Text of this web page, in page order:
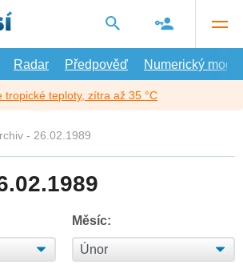
Radar Předpověď Numerický model
tropické teploty, zítra až 35 °C
- 26.02.1989
Měsíc: